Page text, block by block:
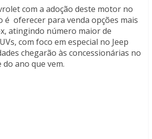
com a adoção deste motor no
é oferecer para venda opções mais
atingindo número maior de
com foco em especial no Jeep
chegarão às concessionárias no
ano que vem.